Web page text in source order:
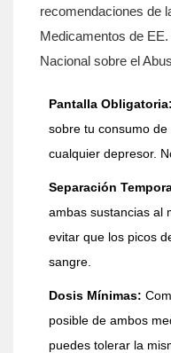
recomendaciones de
Medicamentos de
Nacional sobre el
Pantalla Obligatoria:
sobre tu consumo
cualquier depresor.
Separación
ambas sustancias al
evitar que los picos
sangre.
Dosis Mínimas:
posible de ambos
puedes tolerar la